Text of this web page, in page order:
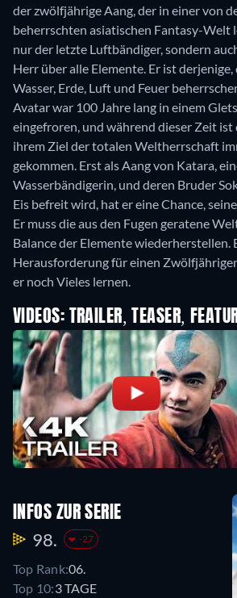
der zwölfjährige Aang, der in einer von
beherrschten asiatischen Fantasy-Welt
nur der letzte Luftbändiger, sondern
Herr über alle Elemente. Er ist
Wasser, Erde, Luft und Feuer
Avatar war 100 Jahre lang in einem
eingefroren, und während dieser Zeit ist
ihrem Ziel der totalen Weltherrschaft
gekommen. Erst als Aang von Katara,
Wasserbändigerin, und deren Bruder
Eis befreit wird, hat er eine Chance,
Er muss die aus den Fugen geratene
Balance der Elemente wiederherstellen.
Herausforderung für einen
er noch Vieles lernen.
VIDEOS: TRAILER, TEASER,
INFOS ZUR SERIE
98. -27
Top Rank:06.
Top 10:3 TAGE